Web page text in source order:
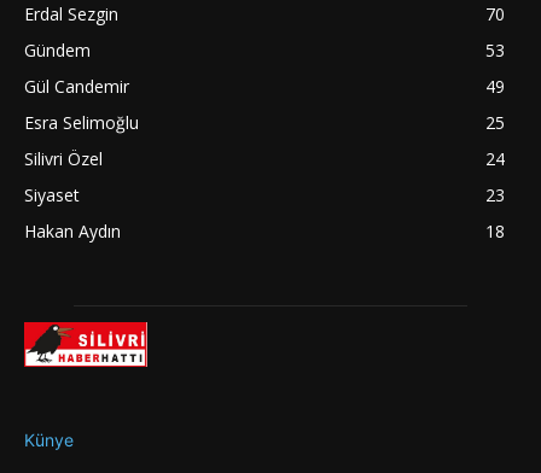
Erdal Sezgin
70
Gündem
53
Gül Candemir
49
Esra Selimoğlu
25
Silivri Özel
24
Siyaset
23
Hakan Aydın
18
Künye